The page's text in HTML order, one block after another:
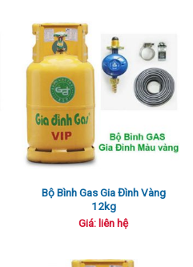
Bộ Bình Gas Gia Đình Vàng
12kg
Giá: liên hệ